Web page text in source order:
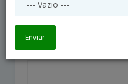
Enviar